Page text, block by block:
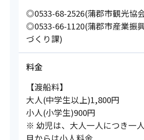
◎0533-68-2526(蒲郡市観光協
◎0533-66-1120(蒲郡市産業振
づくり課)
料金
【渡船料】
大人(中学生以上)1,800円
小人(小学生)900円
※ 幼児は、大人一人につき一